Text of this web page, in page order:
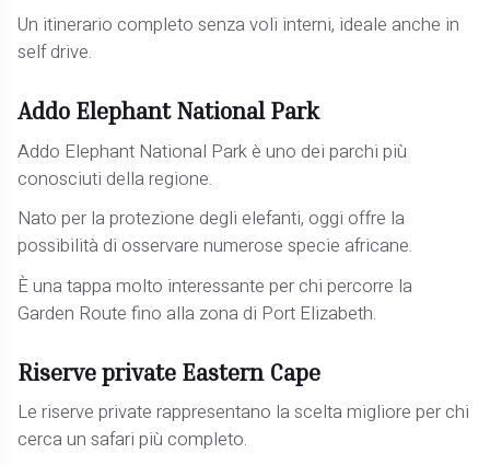
Un itinerario completo senza voli interni, ideale anche in
self drive.
Addo Elephant National Park
Addo Elephant National Park è uno dei parchi più
conosciuti della regione.
Nato per la protezione degli elefanti, oggi offre la
possibilità di osservare numerose specie africane.
È una tappa molto interessante per chi percorre la
Garden Route fino alla zona di Port Elizabeth.
Riserve private Eastern Cape
Le riserve private rappresentano la scelta migliore per chi
cerca un safari più completo.